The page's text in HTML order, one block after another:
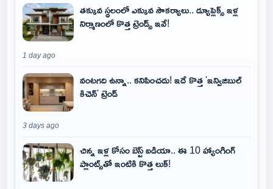
తక్కువ స్థలంలో ఎక్కువ సౌకర్యాలు.. డ్యూప్లెక్స్ ఇళ్ల
నిర్మాణంలో కొత్త ట్రెండ్స్ ఇవే!
1 day ago
వంటగది ఉన్నా.. కనిపించదు! ఇదే కొత్త 'ఇన్విజిబుల్
కిచెన్' ట్రెండ్
3 days ago
చిన్న ఇళ్ల కోసం బెస్ట్ ఐడియా.. ఈ 10 హ్యాంగింగ్
ప్లాంట్స్‌తో ఇంటికి కొత్త లుక్!